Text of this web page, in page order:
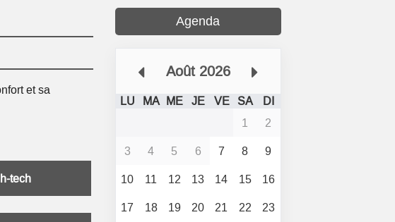
et sa
tech
Agenda
Août 2026
LU MA ME JE VE SA
DI
1
2
3
4 5 6 7 8
9
10
11 12 13 14 15
16
17
18 19 20 21 22
23